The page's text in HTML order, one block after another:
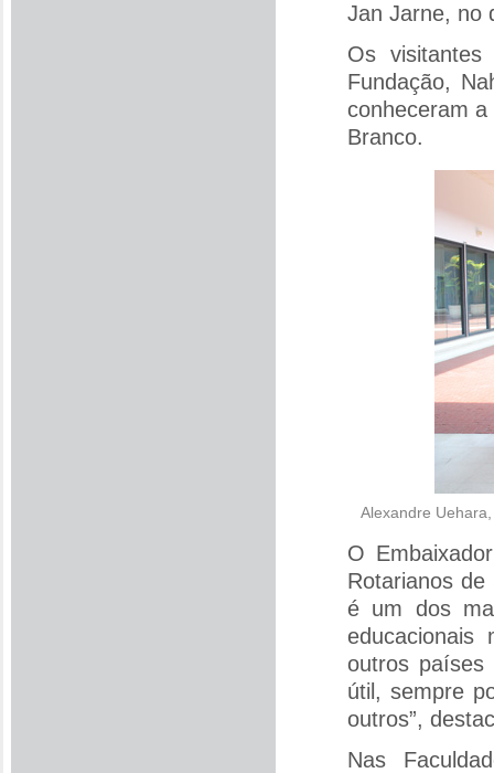
Jan Jarne, no
Os
Fundação,
conheceram
Branco.
Alexandre
O
Rotarianos
é um dos
educacionais
outros
útil, sempre
outros”,
Nas